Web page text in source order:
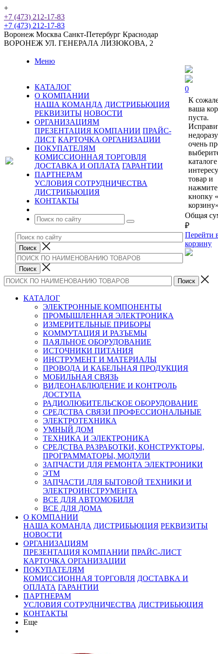
+
+7 (473) 212-17-83
+7 (473) 212-17-83
Воронеж Москва Санкт-Петербург Краснодар
ВОРОНЕЖ УЛ. ГЕНЕРАЛА ЛИЗЮКОВА, 2
Меню
КАТАЛОГ
О КОМПАНИИ
НАША КОМАНДА ДИСТРИБЬЮЦИЯ
РЕКВИЗИТЫ НОВОСТИ
ОРГАНИЗАЦИЯМ
ПРЕЗЕНТАЦИЯ КОМПАНИИ ПРАЙС-
ЛИСТ КАРТОЧКА ОРГАНИЗАЦИИ
ПОКУПАТЕЛЯМ
КОМИССИОННАЯ ТОРГОВЛЯ
ДОСТАВКА И ОПЛАТА ГАРАНТИИ
ПАРТНЕРАМ
УСЛОВИЯ СОТРУДНИЧЕСТВА
ДИСТРИБЬЮЦИЯ
КОНТАКТЫ
0
К
ваша
пуста.
очень
каталоге
товар и
нажмите
кнопку
Общая
₽
Перейти
корзину
КАТАЛОГ
ЭЛЕКТРОННЫЕ КОМПОНЕНТЫ
ПРОМЫШЛЕННАЯ ЭЛЕКТРОНИКА
ИЗМЕРИТЕЛЬНЫЕ ПРИБОРЫ
КОММУТАЦИЯ И РАЗЪЕМЫ
ПАЯЛЬНОЕ ОБОРУДОВАНИЕ
ИСТОЧНИКИ ПИТАНИЯ
ИНСТРУМЕНТ И МАТЕРИАЛЫ
ПРОВОДА И КАБЕЛЬНАЯ ПРОДУКЦИЯ
МОБИЛЬНАЯ СВЯЗЬ
ВИДЕОНАБЛЮДЕНИЕ И КОНТРОЛЬ
ДОСТУПА
РАДИОЛЮБИТЕЛЬСКОЕ ОБОРУДОВАНИЕ
СРЕДСТВА СВЯЗИ ПРОФЕССИОНАЛЬНЫЕ
ЭЛЕКТРОТЕХНИКА
УМНЫЙ ДОМ
ТЕХНИКА И ЭЛЕКТРОНИКА
СРЕДСТВА РАЗРАБОТКИ, КОНСТРУКТОРЫ,
ПРОГРАММАТОРЫ, МОДУЛИ
ЗАПЧАСТИ ДЛЯ РЕМОНТА ЭЛЕКТРОНИКИ
ЭТМ
ЗАПЧАСТИ ДЛЯ БЫТОВОЙ ТЕХНИКИ И
ЭЛЕКТРОИНСТРУМЕНТА
ВСЕ ДЛЯ АВТОМОБИЛЯ
ВСЕ ДЛЯ ДОМА
О КОМПАНИИ
НАША КОМАНДА ДИСТРИБЬЮЦИЯ РЕКВИЗИТЫ
НОВОСТИ
ОРГАНИЗАЦИЯМ
ПРЕЗЕНТАЦИЯ КОМПАНИИ ПРАЙС-ЛИСТ
КАРТОЧКА ОРГАНИЗАЦИИ
ПОКУПАТЕЛЯМ
КОМИССИОННАЯ ТОРГОВЛЯ ДОСТАВКА И
ОПЛАТА ГАРАНТИИ
ПАРТНЕРАМ
УСЛОВИЯ СОТРУДНИЧЕСТВА ДИСТРИБЬЮЦИЯ
КОНТАКТЫ
Еще